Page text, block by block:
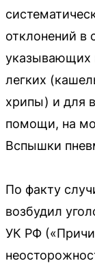
отклонений в
указывающих
легких
хрипы) и для
помощи, на
Вспышки
По факту
возбудил
УК РФ